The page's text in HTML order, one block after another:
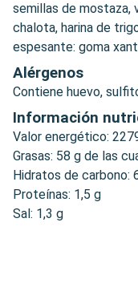
semillas de mostaza,
chalota, harina de
espesante: goma
Alérgenos
Contiene huevo,
Información
Valor energético:
Grasas: 58 g de las
Hidratos de carbono:
Proteínas: 1,5 g
Sal: 1,3 g